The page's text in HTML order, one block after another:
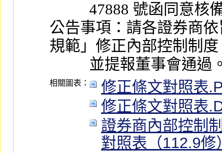
47888 號函同意
公告事項：請各證券商
規範」修正內部控制制度
並提報董事會通過
相關圖表：
修正條文對照表
修正條文對照表
證券商內部控制
對照表（112.9修